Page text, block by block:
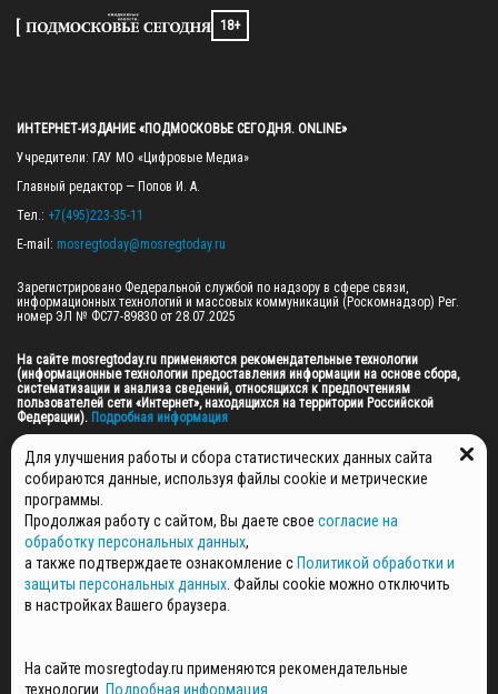
18+
ИНТЕРНЕТ-ИЗДАНИЕ «ПОДМОСКОВЬЕ СЕГОДНЯ. ONLINE»
Учредители: ГАУ МО «Цифровые Медиа»
Главный редактор — Попов И. А.
Тел.: +7(495)223-35-11
E-mail: mosregtoday@mosregtoday.ru
Зарегистрировано Федеральной службой по надзору в сфере связи,
информационных технологий и массовых коммуникаций (Роскомнадзор) Рег.
номер ЭЛ № ФС77-89830 от 28.07.2025
На сайте mosregtoday.ru применяются рекомендательные технологии
(информационные технологии предоставления информации на основе сбора,
систематизации и анализа сведений, относящихся к предпочтениям
пользователей сети «Интернет», находящихся на территории Российской
Федерации). Подробная информация
© 2026 ПРАВА НА ВСЕ МАТЕРИАЛЫ САЙТА ПРИНАДЛЕЖАТ ГАУ МО "ЦИФРОВЫЕ
МЕДИА" (ОГРН: 1255000059467).
ПОЛИТИКА ОБРАБОТКИ И ЗАЩИТЫ ПЕРСОНАЛЬНЫХ ДАННЫХ
НОВОСТИ
ГАЗЕТЫ
РЕКЛАМОДАТЕЛЯМ
СПЕЦПРОЕКТЫ
Для улучшения работы и сбора статистических данных сайта
собираются данные, используя файлы cookie и метрические
программы.
Продолжая работу с сайтом, Вы даете свое согласие на
обработку персональных данных,
а также подтверждаете ознакомление с Политикой обработки и
защиты персональных данных . Файлы cookie можно отключить
в настройках Вашего браузера.
На сайте mosregtoday.ru применяются рекомендательные
технологии. Подробная информация